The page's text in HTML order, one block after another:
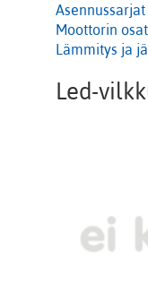
Asennussarjat
Moottorin osat
Lämmitys ja
Led-